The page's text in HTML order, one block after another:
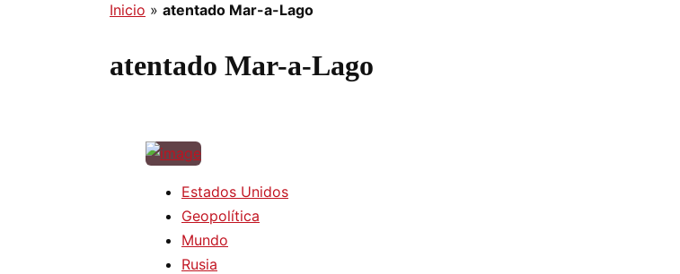
Inicio » atentado Mar-a-Lago
atentado Mar-a-Lago
Estados Unidos
Geopolítica
Mundo
Rusia